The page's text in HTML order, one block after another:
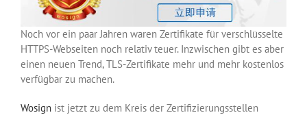
Noch vor ein paar Jahren waren Zertifikate für verschlüsselte
HTTPS-Webseiten noch relativ teuer. Inzwischen gibt es aber
einen neuen Trend, TLS-Zertifikate mehr und mehr kostenlos
verfügbar zu machen.
Wosign ist jetzt zu dem Kreis der Zertifizierungsstellen